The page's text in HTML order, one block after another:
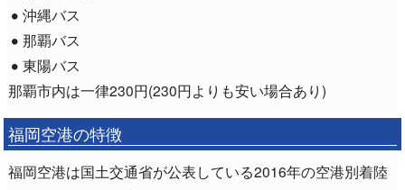
沖縄バス
那覇バス
東陽バス
那覇市内は一律230円(230円よりも安い場合あり)
福岡空港の特徴
福岡空港は国土交通省が公表している2016年の空港別着陸